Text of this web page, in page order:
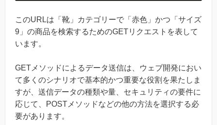
このURLは「靴」カテゴリーで「赤色」かつ「サイズ
9」の商品を検索するためのGETリクエストを表して
います。
GETメソッドによるデータ送信は、ウェブ開発におい
て多くのシナリオで基本的かつ重要な役割を果たしま
すが、送信データの種類や量、セキュリティの要件に
応じて、POSTメソッドなどの他の方法を選択する必
要があります。